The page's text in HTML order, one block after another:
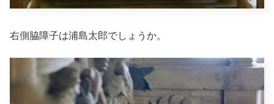
右側脇障子は浦島太郎でしょうか。